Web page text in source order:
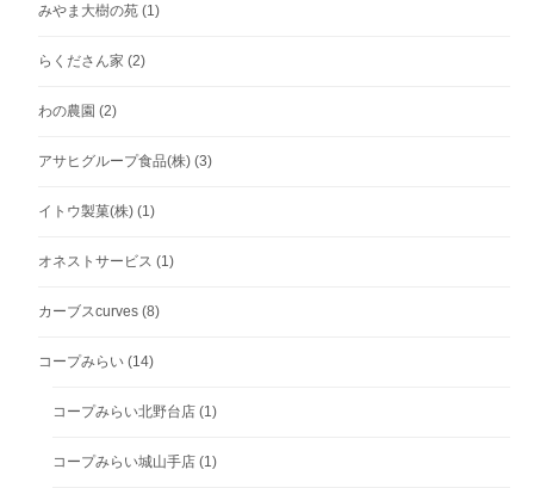
みやま大樹の苑 (1)
らくださん家 (2)
わの農園 (2)
アサヒグループ食品(株) (3)
イトウ製菓(株) (1)
オネストサービス (1)
カーブスcurves (8)
コープみらい (14)
コープみらい北野台店 (1)
コープみらい城山手店 (1)